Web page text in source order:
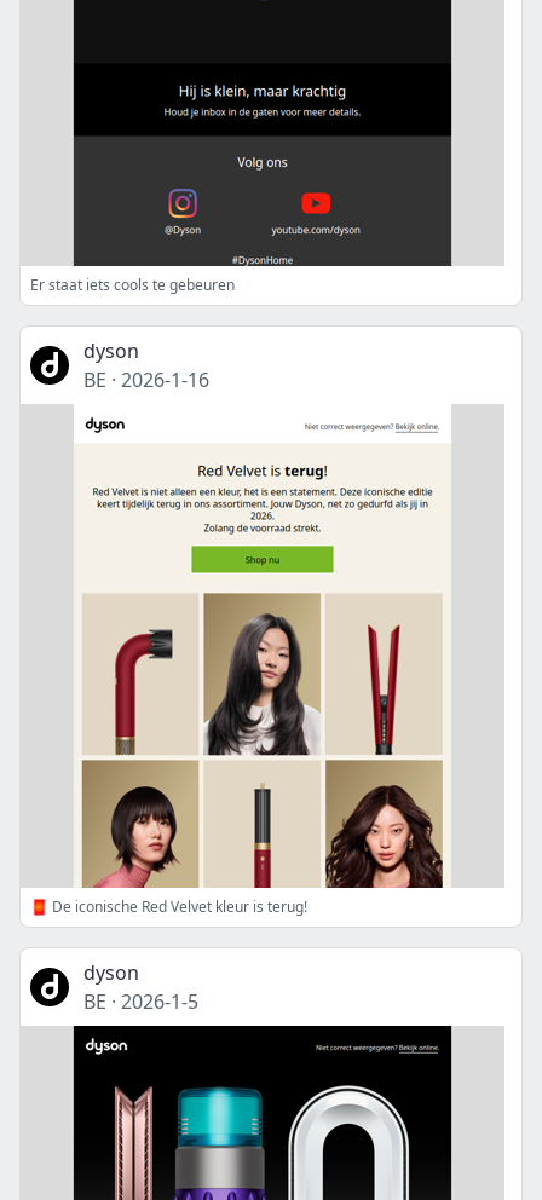
Er staat iets cools te gebeuren
dyson
BE · 2026-1-16
🧧 De iconische Red Velvet kleur is terug!
dyson
BE · 2026-1-5